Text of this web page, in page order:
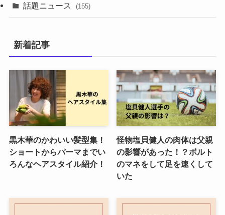
話題ニュース (155)
新着記事
黒木華のかわいい髪型集！
ショートからパーマまでい
ろんなヘアスタイル紹介！
怪物塩貝健人の肉体は父親
の影響があった！？ボルト
のマネをして足を速くして
いた